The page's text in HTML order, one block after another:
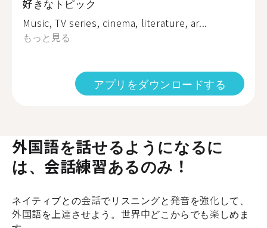
好きなトピック
Music, TV series, cinema, literature, ar...
もっと見る
アプリをダウンロードする
外国語を話せるようになるに
は、会話練習あるのみ！
ネイティブとの会話でリスニングと発音を強化して、
外国語を上達させよう。世界中どこからでも楽しめま